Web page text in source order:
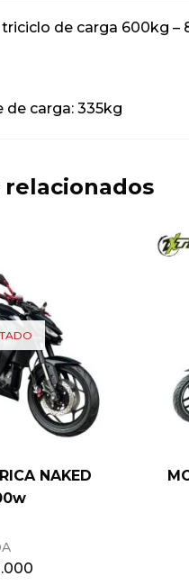
de carga 600kg –
de carga: 335kg
NAKED